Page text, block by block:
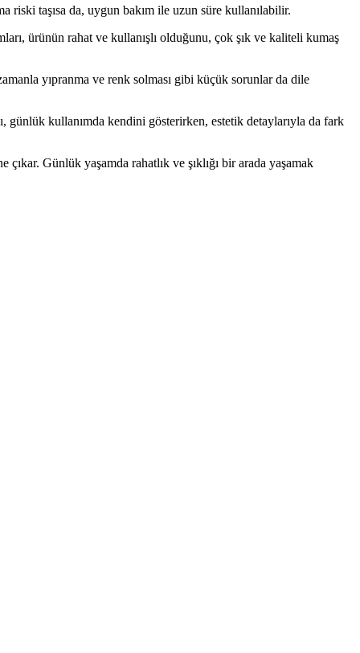
riski taşısa da, uygun bakım ile uzun süre kullanılabilir.
ürünün rahat ve kullanışlı olduğunu, çok şık ve kaliteli kumaş
yıpranma ve renk solması gibi küçük sorunlar da dile
günlük kullanımda kendini gösterirken, estetik detaylarıyla da fark
Günlük yaşamda rahatlık ve şıklığı bir arada yaşamak